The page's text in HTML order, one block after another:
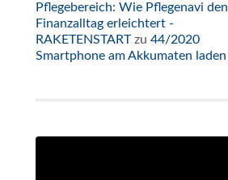
Pflegebereich: Wie Pflegenavi den
Finanzalltag erleichtert -
RAKETENSTARTzu 44/2020
Smartphone am Akkumaten laden